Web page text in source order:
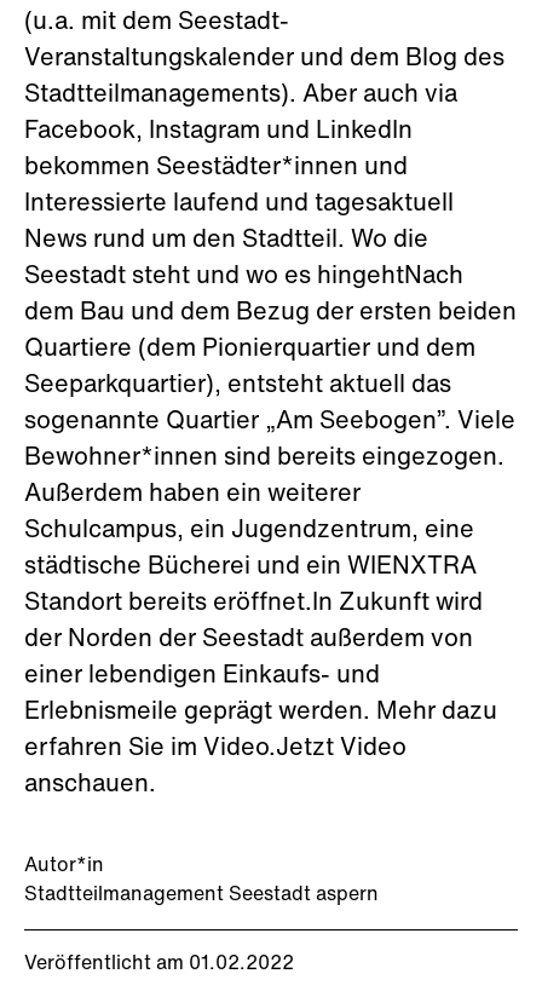
Autor*in
Stadtteilmanagement Seestadt aspern
Veröffentlicht am 01.02.2022
(u.a. mit dem Seestadt-
Veranstaltungskalender und dem Blog des
Stadtteilmanagements). Aber auch via
Facebook, Instagram und LinkedIn
bekommen Seestädter*innen und
Interessierte laufend und tagesaktuell
News rund um den Stadtteil. Wo die
Seestadt steht und wo es hingehtNach
dem Bau und dem Bezug der ersten beiden
Quartiere (dem Pionierquartier und dem
Seeparkquartier), entsteht aktuell das
sogenannte Quartier „Am Seebogen”. Viele
Bewohner*innen sind bereits eingezogen.
Außerdem haben ein weiterer
Schulcampus, ein Jugendzentrum, eine
städtische Bücherei und ein WIENXTRA
Standort bereits eröffnet.In Zukunft wird
der Norden der Seestadt außerdem von
einer lebendigen Einkaufs- und
Erlebnismeile geprägt werden. Mehr dazu
erfahren Sie im Video.Jetzt Video
anschauen.